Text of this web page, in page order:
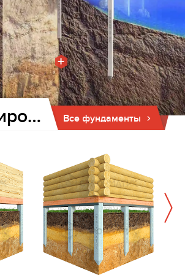
+
Все фундаменты
Фундамент для дома и бани на забивных ж/б сваях в Кировске